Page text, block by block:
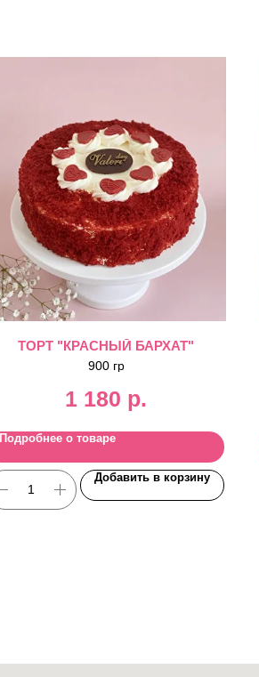
ТОРТ "КРАСНЫЙ БАРХАТ"
900 гр
1 180 р.
Подробнее о товаре
Добавить в корзину